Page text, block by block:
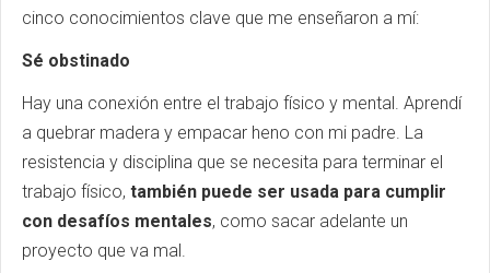
cinco conocimientos clave que me enseñaron a mí:
Sé obstinado
Hay una conexión entre el trabajo físico y mental. Aprendí
a quebrar madera y empacar heno con mi padre. La
resistencia y disciplina que se necesita para terminar el
trabajo físico, también puede ser usada para cumplir
con desafíos mentales, como sacar adelante un
proyecto que va mal.